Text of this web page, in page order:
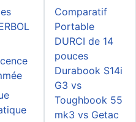
Comparatif
Portable
DURCI de 14
pouces
Durabook S14i
G3 vs
Toughbook 55
mk3 vs Getac